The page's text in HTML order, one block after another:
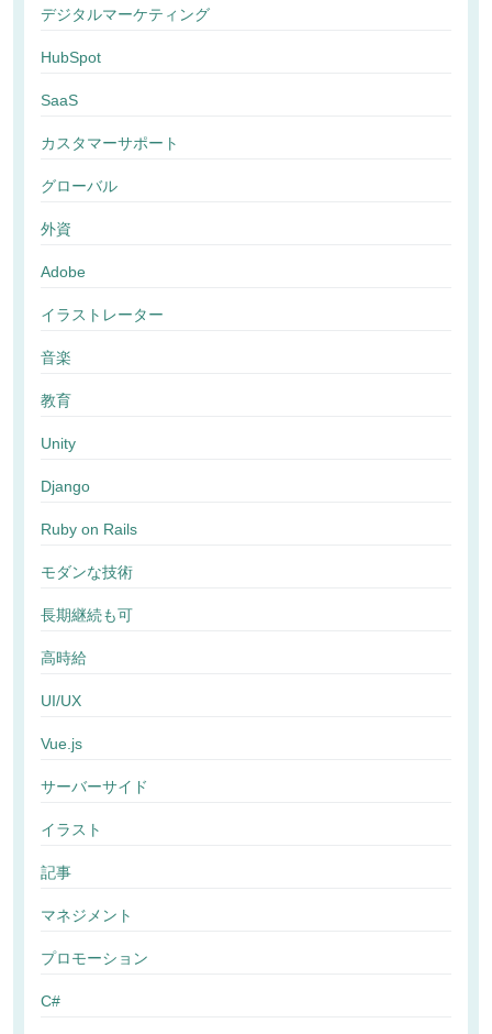
デジタルマーケティング
HubSpot
SaaS
カスタマーサポート
グローバル
外資
Adobe
イラストレーター
音楽
教育
Unity
Django
Ruby on Rails
モダンな技術
長期継続も可
高時給
UI/UX
Vue.js
サーバーサイド
イラスト
記事
マネジメント
プロモーション
C#